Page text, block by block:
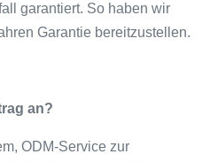
garantiert. So haben wir
Garantie bereitzustellen.
an?
ODM-Service zur